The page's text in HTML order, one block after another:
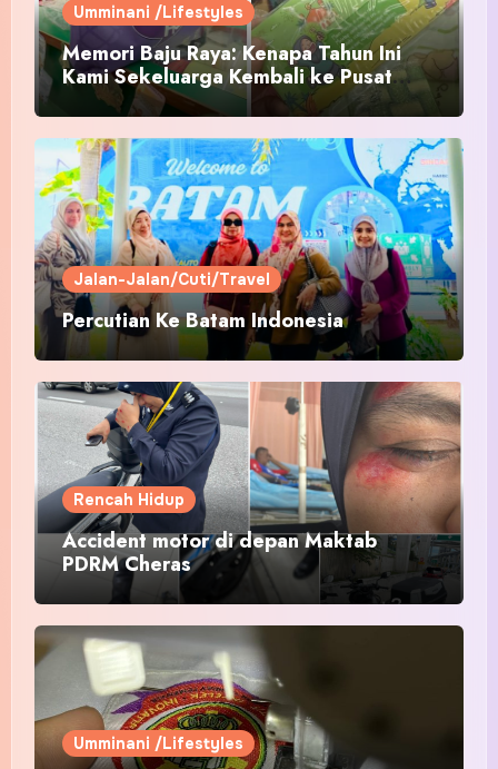
Umminani /Lifestyles
Memori Baju Raya: Kenapa Tahun Ini
Kami Sekeluarga Kembali ke Pusat
Pakaian Hari-Hari?
Jalan-Jalan/Cuti/Travel
Percutian Ke Batam Indonesia
Rencah Hidup
Accident motor di depan Maktab
PDRM Cheras
Umminani /Lifestyles